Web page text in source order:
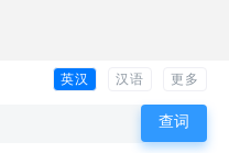
英汉 汉语 更多